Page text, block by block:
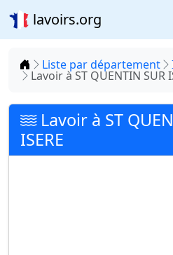
lavoirs.org
Accueil
Liste par département
Lavoir à ST QUENTIN SUR
Lavoir à ST
ISERE